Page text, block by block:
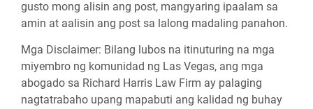
gusto mong alisin ang post, mangyaring ipaalam sa
amin at aalisin ang post sa lalong madaling panahon.
Mga Disclaimer: Bilang lubos na itinuturing na mga
miyembro ng komunidad ng Las Vegas, ang mga
abogado sa Richard Harris Law Firm ay palaging
nagtatrabaho upang mapabuti ang kalidad ng buhay